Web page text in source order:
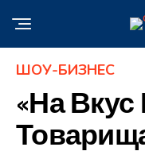
ШОУ-БИЗНЕС
«На